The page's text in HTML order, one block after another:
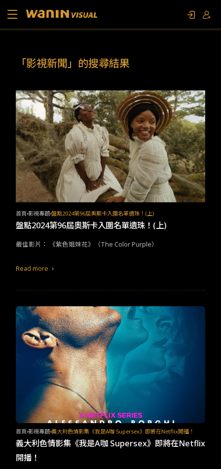
影視專題
聯繫我們
限定活動
TW EN JP KR
「影視新聞」的搜尋結果
首頁 影視專題 盤點2024第96屆奧斯卡入圍名單遺珠！(上)
盤點2024第96屆奧斯卡入圍名單遺珠！(上)
最佳影片： 《紫色姐妹花》（The Color Purple）
Read more
首頁 影視專題 義大利色情影集《我是A咖 Supersex》即將在Netflix開播！
義大利色情影集《我是A咖 Supersex》即將在Netflix
開播！